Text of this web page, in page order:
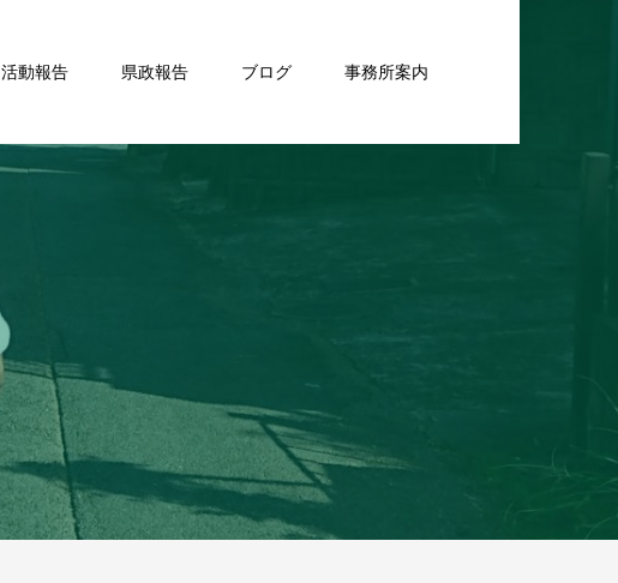
活動報告 県政報告 ブログ 事務所案内